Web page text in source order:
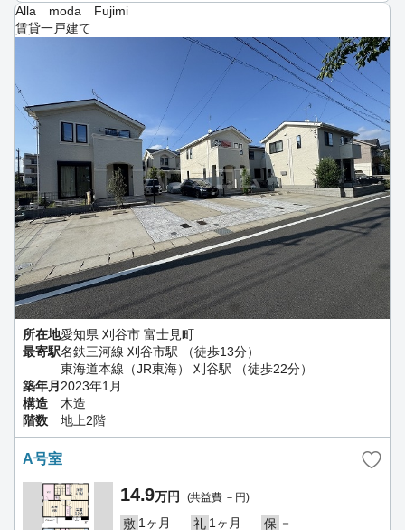
Alla moda Fujimi
賃貸一戸建て
所在地愛知県 刈谷市 富士見町
最寄駅名鉄三河線 刈谷市駅 （徒歩13分）
東海道本線（JR東海） 刈谷駅 （徒歩22分）
築年月 2023年1月
構造
木造
階数
地上2階
A号室
14.9万円 (共益費 －円)
敷 1ヶ月 礼 1ヶ月 保 －